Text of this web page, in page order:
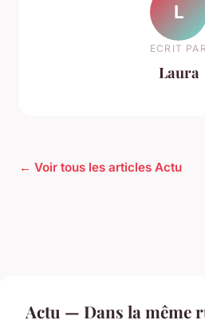
L
ECRIT PAR
Laura
← Voir tous les articles Actu
Actu — Dans la même